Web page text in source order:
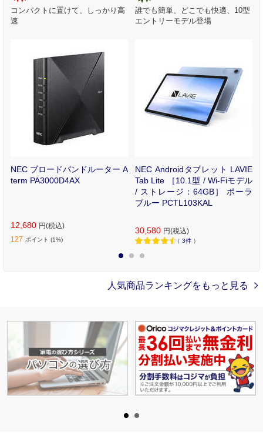
コンパクトに置けて、しっかり高
速
NEC ブロードバンドルーター A
term PA3000D4AX
12,680 円(税込)
127 ポイント (1%)
誰でも簡単、どこでも快適、10型
エントリーモデル登場
NEC Androidタブレット LAVIE
Tab Lite ［10.1型 / Wi-Fiモデル
/ ストレージ：64GB］ ポーラ
ブルー PCTL103KAL
30,580 円(税込)
（ 3件 ）
人気商品ランキングをもっと見る